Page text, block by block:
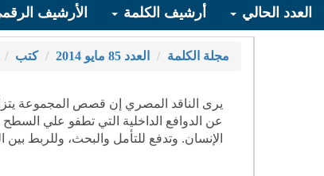
العدد الحالي أرشيف الكلمة الأرشيف
مجلة الكلمة العدد 85 مايو 2014 كتب
يرى الناقد المصري إن قصص المجموعة
عن الدوافع الداخلية التي تطفو علي
الإنسان. وتدفع للتأمل والبحث، وللربط بين